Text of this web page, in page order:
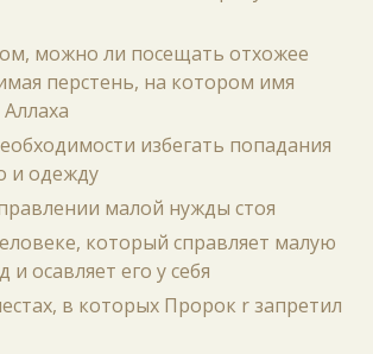
можно ли посещать отхожее
перстень, на котором имя
избегать попадания
и одежду
малой нужды стоя
который справляет малую
и осавляет его у себя
в которых Пророк r запретил